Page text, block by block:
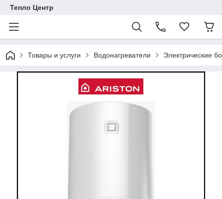
Тепло Центр
Товары и услуги Водонагреватели Электрические